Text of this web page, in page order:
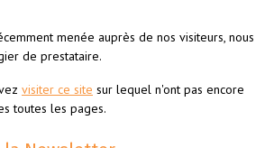
menée auprès de nos visiteurs, nous
de prestataire.
visiter ce site sur lequel n'ont pas encore
toutes les pages.